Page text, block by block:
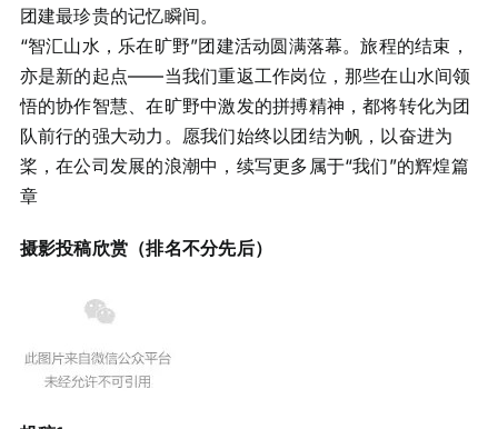
团建最珍贵的记忆瞬间。
“智汇山水，乐在旷野”团建活动圆满落幕。旅程的结束，
亦是新的起点——当我们重返工作岗位，那些在山水间领
悟的协作智慧、在旷野中激发的拼搏精神，都将转化为团
队前行的强大动力。愿我们始终以团结为帆，以奋进为
桨，在公司发展的浪潮中，续写更多属于“我们”的辉煌篇
章
摄影投稿欣赏（排名不分先后）